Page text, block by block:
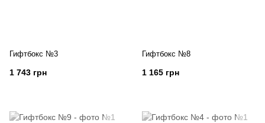
Гифтбокс №3
1 743 грн
Гифтбокс №8
1 165 грн